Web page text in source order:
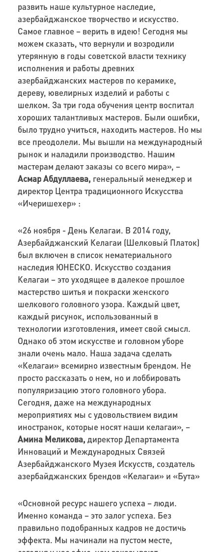
развить наше культурное наследие,
азербайджанское творчество и искусство.
Самое главное – верить в идею! Сегодня мы
можем сказать, что вернули и возродили
утерянную в годы советской власти технику
исполнения и работы древних
азербайджанских мастеров по керамике,
дереву, ювелирных изделий и работы с
шелком. За три года обучения центр воспитал
хороших талантливых мастеров. Были ошибки,
было трудно учиться, находить мастеров. Но мы
все преодолели. Мы вышли на международный
рынок и наладили производство. Нашим
мастерам делают заказы со всего мира», –
Асмар Абдуллаева, генеральный менеджер и
директор Центра традиционного Искусства
«Ичеришехер» :
«26 ноября - День Келагаи. В 2014 году,
Азербайджанский Келагаи (Шелковый Платок)
был включен в список нематериального
наследия ЮНЕСКО. Искусство создания
Келагаи – это уходящее в далекое прошлое
мастерство шитья и покраски женского
шелкового головного узора. Каждый цвет,
каждый рисунок, использованный в
технологии изготовления, имеет свой смысл.
Однако об этом искусстве и головном уборе
знали очень мало. Наша задача сделать
«Келагаи» всемирно известным брендом. Не
просто рассказать о нем, но и лоббировать
популяризацию этого головного убора.
Сегодня, даже на международных
мероприятиях мы с удовольствием видим
иностранок, которые носят наши келагаи», –
Амина Меликова, директор Департамента
Инноваций и Международных Связей
Азербайджанского Музея Искусств, создатель
азербайджанских брендов «Kелагаи» и «Бута»
«Основной ресурс нашего успеха – люди.
Именно команда – это залог успеха. Без
правильно подобранных кадров не достичь
эффекта. Мы начинали на пустом месте,